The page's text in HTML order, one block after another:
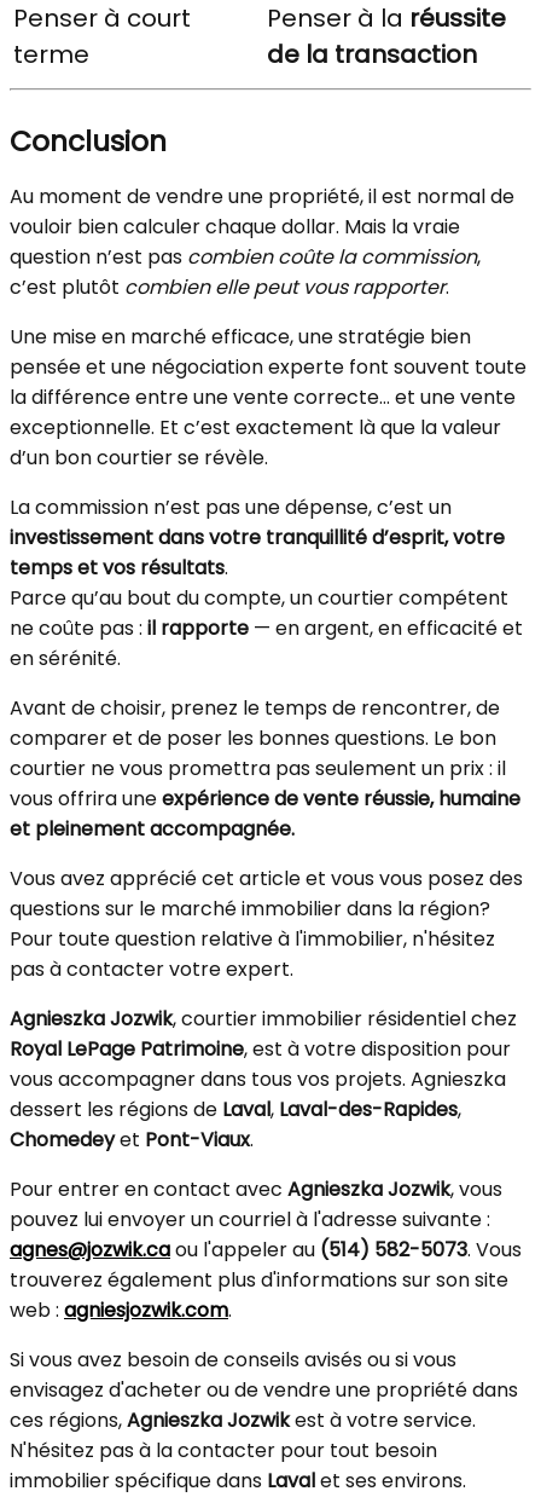
Penser à court
terme
Penser à la réussite
de la transaction
Conclusion
Au moment de vendre une propriété, il est normal de
vouloir bien calculer chaque dollar. Mais la vraie
question n’est pas combien coûte la commission,
c’est plutôt combien elle peut vous rapporter.
Une mise en marché efficace, une stratégie bien
pensée et une négociation experte font souvent toute
la différence entre une vente correcte… et une vente
exceptionnelle. Et c’est exactement là que la valeur
d’un bon courtier se révèle.
La commission n’est pas une dépense, c’est un
investissement dans votre tranquillité d’esprit, votre
temps et vos résultats.
Parce qu’au bout du compte, un courtier compétent
ne coûte pas : il rapporte — en argent, en efficacité et
en sérénité.
Avant de choisir, prenez le temps de rencontrer, de
comparer et de poser les bonnes questions. Le bon
courtier ne vous promettra pas seulement un prix : il
vous offrira uneexpérience de vente réussie, humaine
et pleinement accompagnée.
Vous avez apprécié cet article et vous vous posez des
questions sur le marché immobilier dans la région?
Pour toute question relative à l'immobilier, n'hésitez
pas à contacter votre expert.
Agnieszka Jozwik, courtier immobilier résidentiel chez
Royal LePage Patrimoine, est à votre disposition pour
vous accompagner dans tous vos projets. Agnieszka
dessert les régions de Laval, Laval-des-Rapides,
Chomedeyet Pont-Viaux.
Pour entrer en contact avec Agnieszka Jozwik, vous
pouvez lui envoyer un courriel à l'adresse suivante :
agnes@jozwik.caou l'appeler au (514) 582-5073. Vous
trouverez également plus d'informations sur son site
web : agniesjozwik.com.
Si vous avez besoin de conseils avisés ou si vous
envisagez d'acheter ou de vendre une propriété dans
ces régions,Agnieszka Jozwikest à votre service.
N'hésitez pas à la contacter pour tout besoin
immobilier spécifique dans Lavalet ses environs.